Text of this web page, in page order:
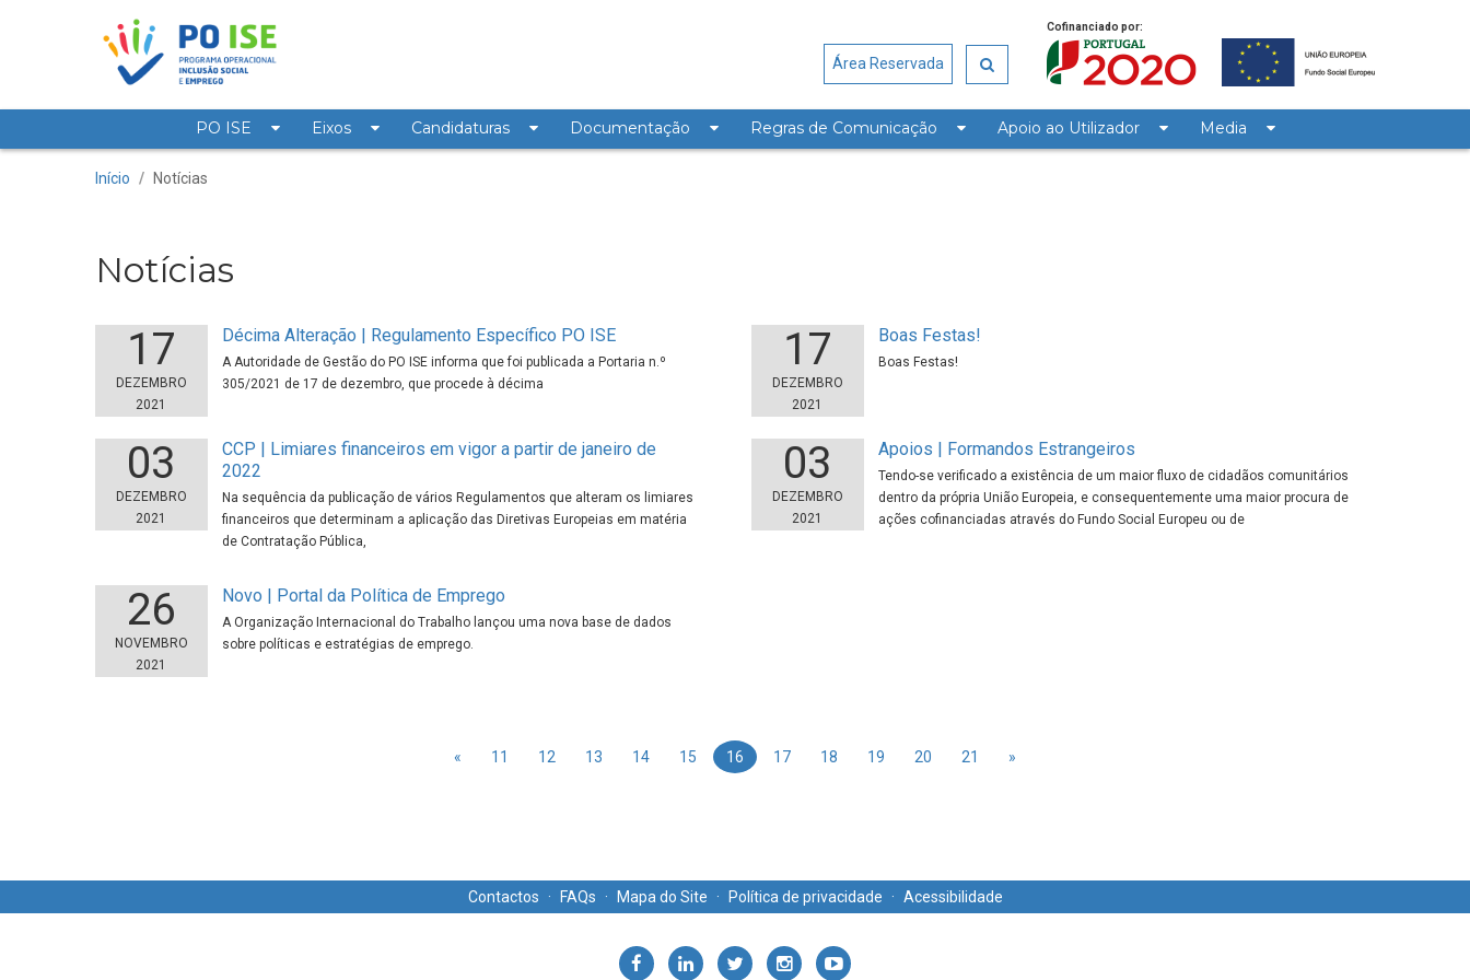
Saltar para o conteúdo
Notícias
Cofinanciado por:
Área Reservada
PO ISE Eixos Candidaturas Documentação Regras de Comunicação Apoio ao Utilizador Media
Início / Notícias
Notícias
17
DEZEMBRO
2021
Décima Alteração | Regulamento Específico PO ISE
A Autoridade de Gestão do PO ISE informa que foi publicada a Portaria n.º
305/2021 de 17 de dezembro, que procede à décima
17
DEZEMBRO
2021
Boas Festas!
Boas Festas!
03
DEZEMBRO
2021
CCP | Limiares financeiros em vigor a partir de janeiro de
2022
Na sequência da publicação de vários Regulamentos que alteram os limiares
financeiros que determinam a aplicação das Diretivas Europeias em matéria
de Contratação Pública,
03
DEZEMBRO
2021
Apoios | Formandos Estrangeiros
Tendo-se verificado a existência de um maior fluxo de cidadãos comunitários
dentro da própria União Europeia, e consequentemente uma maior procura de
ações cofinanciadas através do Fundo Social Europeu ou de
26
NOVEMBRO
2021
Novo | Portal da Política de Emprego
A Organização Internacional do Trabalho lançou uma nova base de dados
sobre políticas e estratégias de emprego.
« 11 12 13 14 15 16 17 18 19 20 21 »
Contactos · FAQs · Mapa do Site · Política de privacidade · Acessibilidade